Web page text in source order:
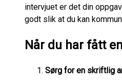
intervjuet er det din
godt slik at du kan
Når du har fått
Sørg for en skriftlig